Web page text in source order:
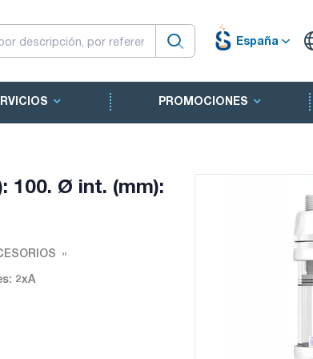
España
PROMOCIONES
100. Ø int. (mm):
2xA